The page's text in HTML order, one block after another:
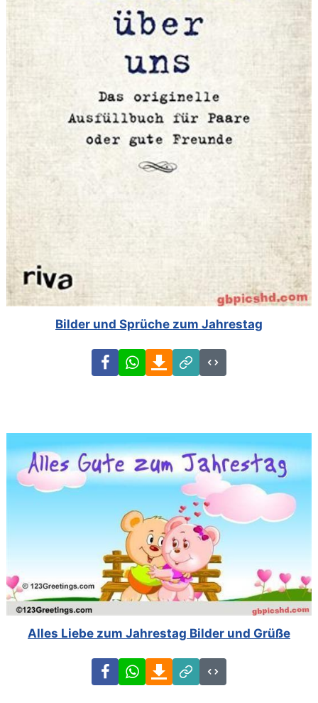
Bilder und Sprüche zum Jahrestag
FacebookWhatsAppDownload
Link
Code
Alles Liebe zum Jahrestag Bilder und Grüße
FacebookWhatsAppDownload
Link
Code